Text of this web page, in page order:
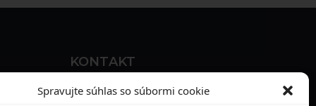
Spravujte súhlas so súbormi cookie
KONTAKT
MAXILO DENTAL, s. r. o.